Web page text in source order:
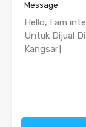
Message